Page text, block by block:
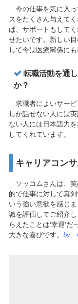
今の仕事を気に入っ
スをたくさん与えて
ば、サポートもして
せたいです。新しい
して今は医療関係に
転職活動を通
か？
求職者によいサービ
しか話せない人には
ない人には日本語力
してくれています。
キャリアコン
ソッコムさんは、笑
的で仕事に対して真
いう強い意欲を感じ
識を評価してご紹介
らえたことは‘幸運’
大きな喜びです。 by